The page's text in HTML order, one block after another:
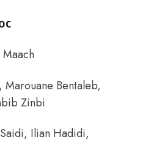
, Marouane Bentaleb,
Zinbi
, Ilian Hadidi,